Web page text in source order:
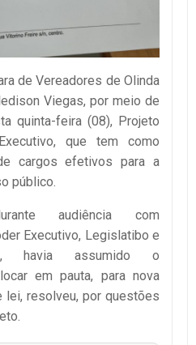
de Vereadores de Olinda
Viegas, por meio de
quinta-feira (08), Projeto
que tem como
cargos efetivos para a
público.
audiência com
Executivo, Legislatibo e
havia assumido o
em pauta, para nova
lei, resolveu, por questões